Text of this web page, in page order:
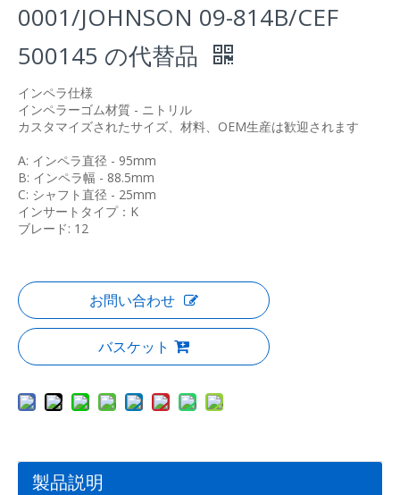
0001/JOHNSON 09-814B/CEF
500145 の代替品
インペラ仕様
インペラーゴム材質 - ニトリル
カスタマイズされたサイズ、材料、OEM生産は歓迎されます
A: インペラ直径 - 95mm
B: インペラ幅 - 88.5mm
C: シャフト直径 - 25mm
インサートタイプ：K
ブレード: 12
お問い合わせ
バスケット
製品説明